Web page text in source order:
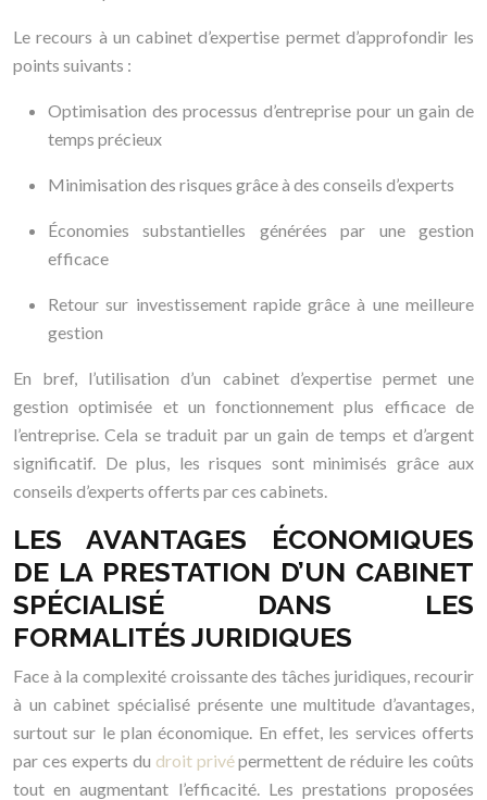
Le recours à un cabinet d’expertise permet d’approfondir les
points suivants :
Optimisation des processus d’entreprise pour un gain de
temps précieux
Minimisation des risques grâce à des conseils d’experts
Économies substantielles générées par une gestion
efficace
Retour sur investissement rapide grâce à une meilleure
gestion
En bref, l’utilisation d’un cabinet d’expertise permet une
gestion optimisée et un fonctionnement plus efficace de
l’entreprise. Cela se traduit par un gain de temps et d’argent
significatif. De plus, les risques sont minimisés grâce aux
conseils d’experts offerts par ces cabinets.
LES AVANTAGES ÉCONOMIQUES
DE LA PRESTATION D’UN CABINET
SPÉCIALISÉ DANS LES
FORMALITÉS JURIDIQUES
Face à la complexité croissante des tâches juridiques, recourir
à un cabinet spécialisé présente une multitude d’avantages,
surtout sur le plan économique. En effet, les services offerts
par ces experts du droit privépermettent de réduire les coûts
tout en augmentant l’efficacité. Les prestations proposées